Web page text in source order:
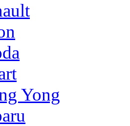
Yong